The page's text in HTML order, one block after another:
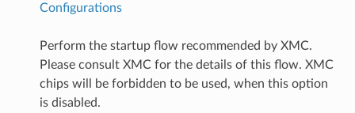
Configurations
Perform the startup flow recommended by XMC.
Please consult XMC for the details of this flow. XMC
chips will be forbidden to be used, when this option
is disabled.